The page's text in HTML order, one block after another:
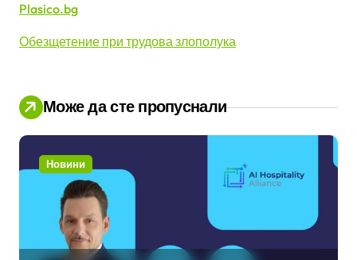
Plasico.bg
Обезщетение при трудова злополука
Може да сте пропуснали
Новини